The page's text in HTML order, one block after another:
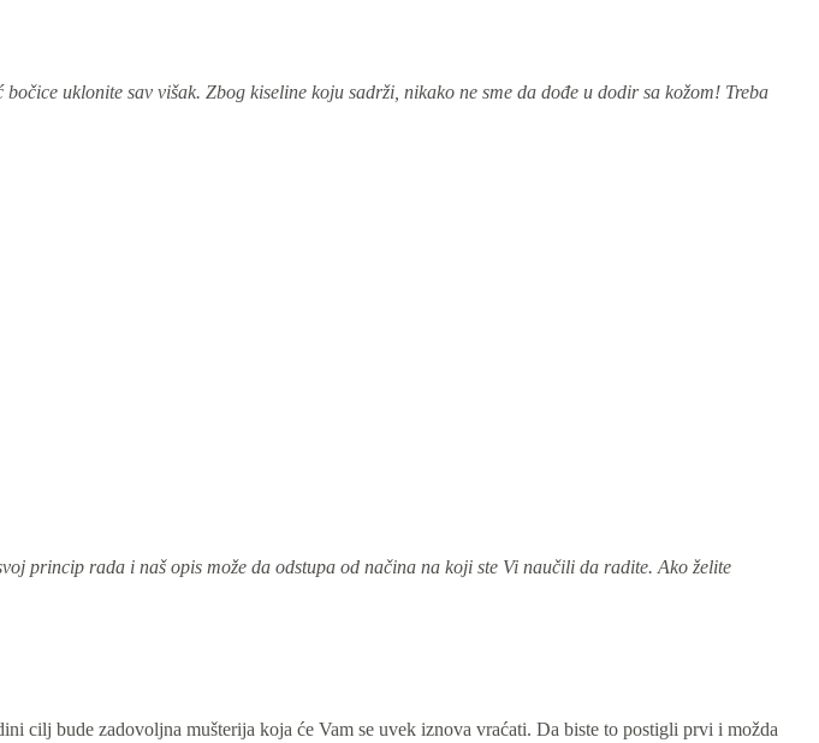
bočice uklonite sav višak. Zbog kiseline koju sadrži, nikako ne sme da dođe u dodir sa kožom! Treba
princip rada i naš opis može da odstupa od načina na koji ste Vi naučili da radite. Ako želite
cilj bude zadovoljna mušterija koja će Vam se uvek iznova vraćati. Da biste to postigli prvi i možda